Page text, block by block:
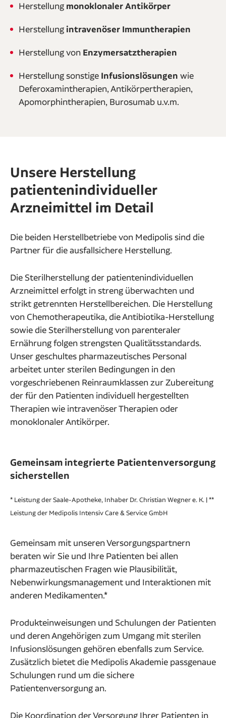
Herstellung monoklonaler Antikörper
Herstellung intravenöser Immuntherapien
Herstellung von Enzymersatztherapien
Herstellung sonstige Infusionslösungen wie
Deferoxamintherapien, Antikörpertherapien,
Apomorphintherapien, Burosumab u.v.m.
Unsere Herstellung
patientenindividueller
Arzneimittel im Detail
Die beiden Herstellbetriebe von Medipolis sind die
Partner für die ausfallsichere Herstellung.
Die Sterilherstellung der patientenindividuellen
Arzneimittel erfolgt in streng überwachten und
strikt getrennten Herstellbereichen. Die Herstellung
von Chemotherapeutika, die Antibiotika-Herstellung
sowie die Sterilherstellung von parenteraler
Ernährung folgen strengsten Qualitätsstandards.
Unser geschultes pharmazeutisches Personal
arbeitet unter sterilen Bedingungen in den
vorgeschriebenen Reinraumklassen zur Zubereitung
der für den Patienten individuell hergestellten
Therapien wie intravenöser Therapien oder
monoklonaler Antikörper.
Gemeinsam integrierte Patientenversorgung
sicherstellen
* Leistung der Saale-Apotheke, Inhaber Dr. Christian Wegner e. K. | **
Leistung der Medipolis Intensiv Care & Service GmbH
Gemeinsam mit unseren Versorgungspartnern
beraten wir Sie und Ihre Patienten bei allen
pharmazeutischen Fragen wie Plausibilität,
Nebenwirkungsmanagement und Interaktionen mit
anderen Medikamenten.*
Produkteinweisungen und Schulungen der Patienten
und deren Angehörigen zum Umgang mit sterilen
Infusionslösungen gehören ebenfalls zum Service.
Zusätzlich bietet die Medipolis Akademie passgenaue
Schulungen rund um die sichere
Patientenversorgung an.
Die Koordination der Versorgung Ihrer Patienten in